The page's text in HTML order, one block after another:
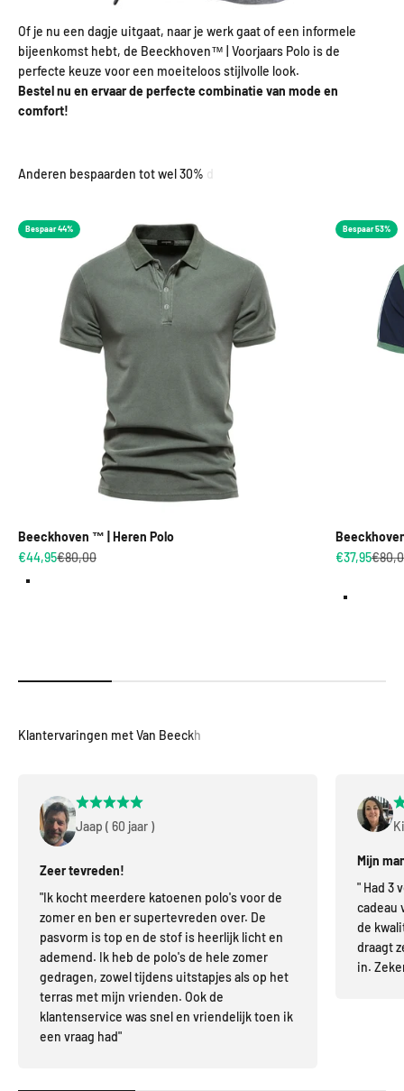
Of je nu een dagje uitgaat, naar je werk gaat of een informele
bijeenkomst hebt, de Beeckhoven™ | Voorjaars Polo is de
perfecte keuze voor een moeiteloos stijlvolle look.
Bestel nu en ervaar de perfecte combinatie van mode en
comfort!
Bespaar 44%
Beeckhoven ™ | Heren Polo
Aanbiedingsprijs
€44,95Normale prijs
€80,00
Bespaar 53%
€37,95
Jaap ( 60 jaar )
Zeer tevreden!
"Ik kocht meerdere katoenen polo's voor de
zomer en ben er supertevreden over. De
pasvorm is top en de stof is heerlijk licht en
ademend. Ik heb de polo's de hele zomer
gedragen, zowel tijdens uitstapjes als op het
terras met mijn vrienden. Ook de
klantenservice was snel en vriendelijk toen ik
een vraag had"
Mijn
" Had 3
cadeau
de
draagt
in.